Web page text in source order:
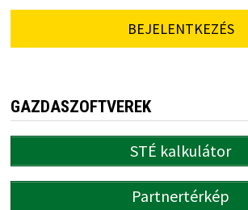
BEJELENTKEZÉS
GAZDASZOFTVEREK
STÉ kalkulátor
Partnertérkép